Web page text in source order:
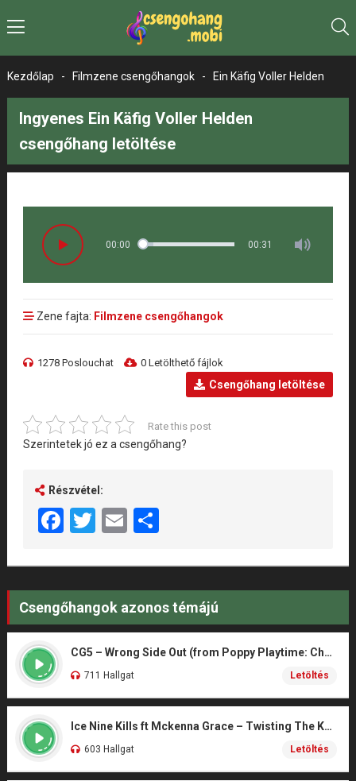
Kezdőlap - Filmzene csengőhangok - Ein Käfig Voller Helden
Ingyenes Ein Käfig Voller Helden
csengőhang letöltése
00:00 00:31
Zene fajta: Filmzene csengőhangok
1278 Poslouchat 0 Letölthető fájlok
Csengőhang letöltése
Rate this post
Szerintetek jó ez a csengőhang?
Részvétel:
Facebook
Twitter
EmailShare
Csengőhangok azonos témájú
CG5 – Wrong Side Out (from Poppy Playtime: Chapter 5)
711 Hallgat Letöltés
Ice Nine Kills ft Mckenna Grace – Twisting The Knife (From SCREAM 7)
603 Hallgat Letöltés